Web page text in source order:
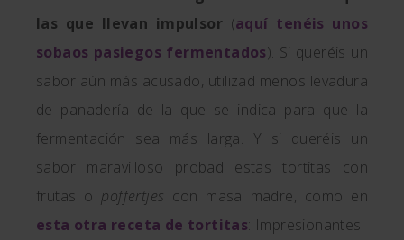
las que llevan impulsor (aquí tenéis unos
sobaos pasiegos fermentados). Si queréis un
sabor aún más acusado, utilizad menos levadura
de panadería de la que se indica para que la
fermentación sea más larga. Y si queréis un
sabor maravilloso probad estas tortitas con
frutas o poffertjes con masa madre, como en
esta otra receta de tortitas: Impresionantes.